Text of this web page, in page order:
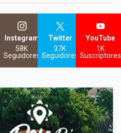
Instagram
58K
Seguidores
Twitter
37K
Seguidores
YouTube
1K
Suscriptores